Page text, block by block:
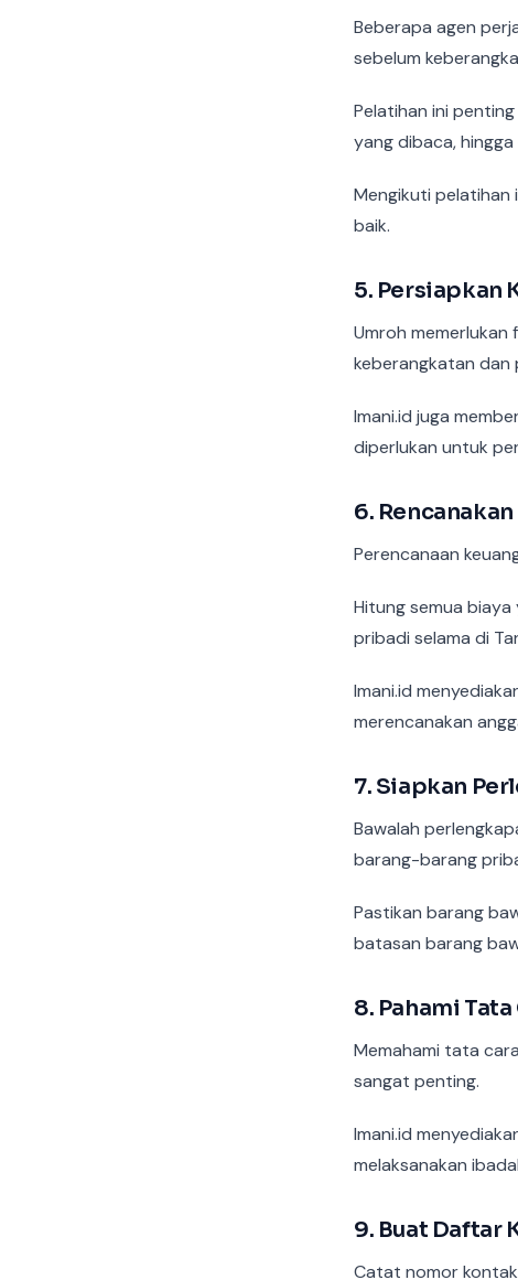
Beberapa agen
sebelum
Pelatihan ini
yang dibaca,
Mengikuti pelatihan
baik.
5. Persiapkan
Umroh memerlukan
keberangkatan dan
Imani.id juga
diperlukan untuk
6.
Perencanaan
Hitung semua
pribadi selama di
Imani.id
merencanakan
7. Siapkan
Bawalah
barang-barang
Pastikan barang
batasan barang
8. Pahami
Memahami tata
sangat penting.
Imani.id
melaksanakan
9. Buat Daftar
Catat nomor